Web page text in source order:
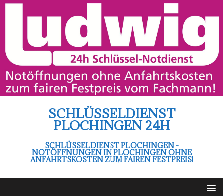
SCHLÜSSELDIENST
PLOCHINGEN 24H
SCHLÜSSELDIENST PLOCHINGEN -
NOTÖFFNUNGEN IN PLOCHINGEN OHNE
ANFAHRTSKOSTEN ZUM FAIREN FESTPREIS!